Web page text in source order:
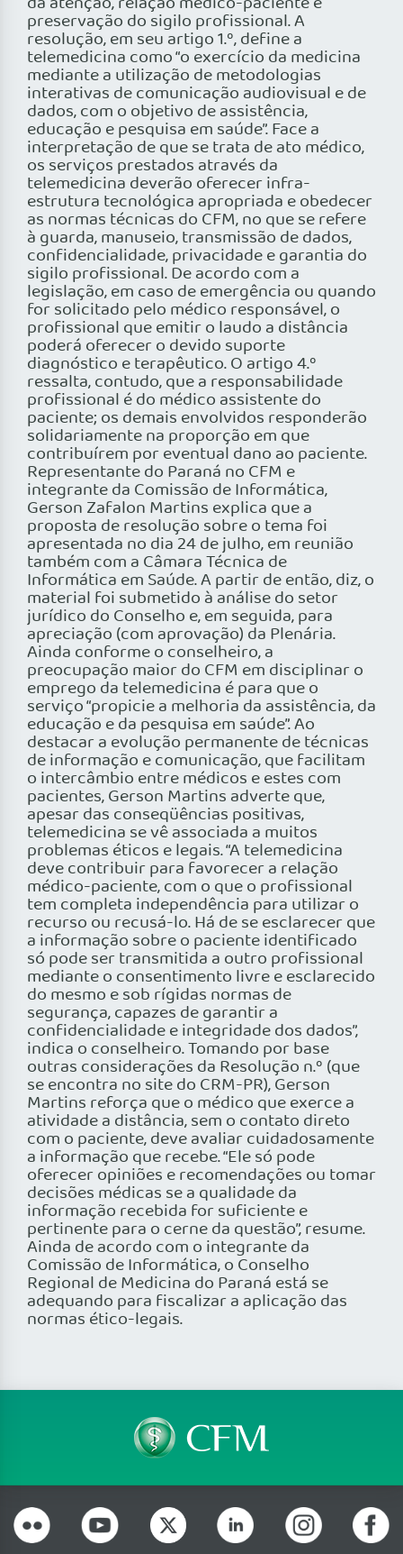
preservação do sigilo profissional. A
resolução, em seu artigo 1.º, define a
telemedicina como “o exercício da medicina
mediante a utilização de metodologias
interativas de comunicação audiovisual e de
dados, com o objetivo de assistência,
educação e pesquisa em saúde”. Face a
interpretação de que se trata de ato médico,
os serviços prestados através da
telemedicina deverão oferecer infra-
estrutura tecnológica apropriada e obedecer
as normas técnicas do CFM, no que se refere
à guarda, manuseio, transmissão de dados,
confidencialidade, privacidade e garantia do
sigilo profissional. De acordo com a
legislação, em caso de emergência ou quando
for solicitado pelo médico responsável, o
profissional que emitir o laudo a distância
poderá oferecer o devido suporte
diagnóstico e terapêutico. O artigo 4.º
ressalta, contudo, que a responsabilidade
profissional é do médico assistente do
paciente; os demais envolvidos responderão
solidariamente na proporção em que
contribuírem por eventual dano ao paciente.
Representante do Paraná no CFM e
integrante da Comissão de Informática,
Gerson Zafalon Martins explica que a
proposta de resolução sobre o tema foi
apresentada no dia 24 de julho, em reunião
também com a Câmara Técnica de
Informática em Saúde. A partir de então, diz, o
material foi submetido à análise do setor
jurídico do Conselho e, em seguida, para
apreciação (com aprovação) da Plenária.
Ainda conforme o conselheiro, a
preocupação maior do CFM em disciplinar o
emprego da telemedicina é para que o
serviço “propicie a melhoria da assistência, da
educação e da pesquisa em saúde”. Ao
destacar a evolução permanente de técnicas
de informação e comunicação, que facilitam
o intercâmbio entre médicos e estes com
pacientes, Gerson Martins adverte que,
apesar das conseqüências positivas,
telemedicina se vê associada a muitos
problemas éticos e legais. “A telemedicina
deve contribuir para favorecer a relação
médico-paciente, com o que o profissional
tem completa independência para utilizar o
recurso ou recusá-lo. Há de se esclarecer que
a informação sobre o paciente identificado
só pode ser transmitida a outro profissional
mediante o consentimento livre e esclarecido
do mesmo e sob rígidas normas de
segurança, capazes de garantir a
confidencialidade e integridade dos dados”,
indica o conselheiro. Tomando por base
outras considerações da Resolução n.º (que
se encontra no site do CRM-PR), Gerson
Martins reforça que o médico que exerce a
atividade a distância, sem o contato direto
com o paciente, deve avaliar cuidadosamente
a informação que recebe. “Ele só pode
oferecer opiniões e recomendações ou tomar
decisões médicas se a qualidade da
informação recebida for suficiente e
pertinente para o cerne da questão”, resume.
Ainda de acordo com o integrante da
Comissão de Informática, o Conselho
Regional de Medicina do Paraná está se
adequando para fiscalizar a aplicação das
normas ético-legais.